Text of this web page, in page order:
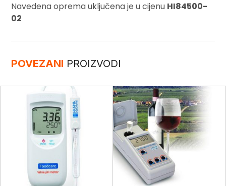
Navedena oprema uključena je u cijenu HI84500-
02
POVEZANI PROIZVODI